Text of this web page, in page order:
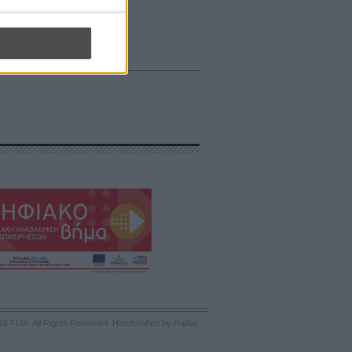
FLIX. All Rights Reserved. Handcrafted by Radial